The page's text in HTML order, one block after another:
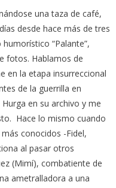
una taza de café,
desde hace más de tres
“Palante”,
fotos. Hablamos de
en la etapa insurreccional
de la guerrilla en
en su archivo y me
Hace lo mismo cuando
conocidos -Fidel,
al pasar otros
(Mimí), combatiente de
ametralladora a una